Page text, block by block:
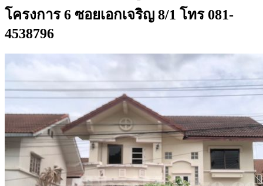
โครงการ 6 ซอยเอกเจริญ 8/1 โทร 081-
4538796